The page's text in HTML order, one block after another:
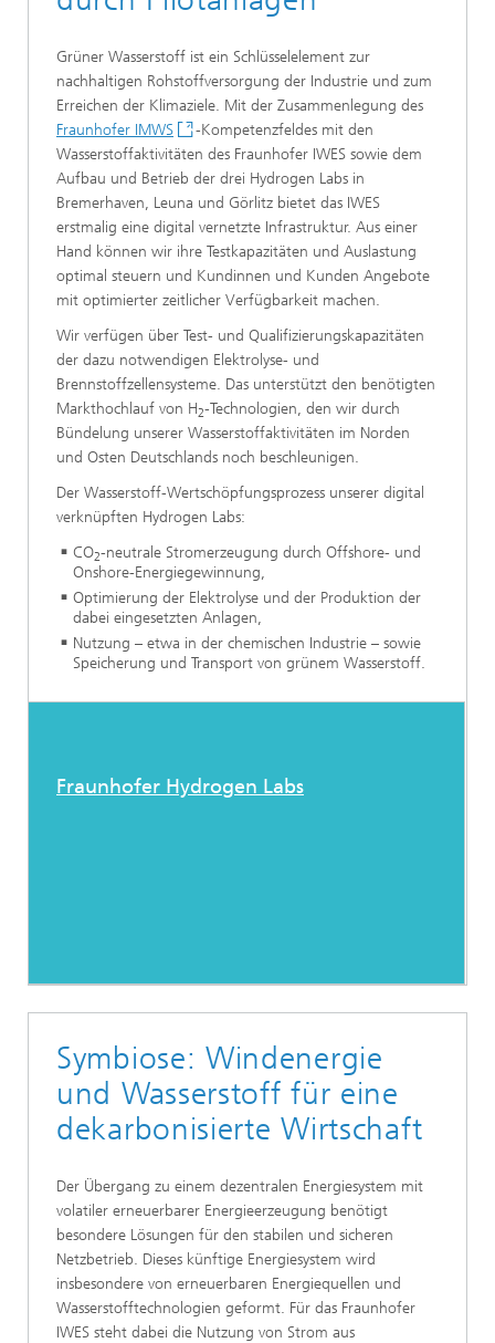
Grüner Wasserstoff ist ein Schlüsselelement zur
nachhaltigen Rohstoffversorgung der Industrie und zum
Erreichen der Klimaziele. Mit der Zusammenlegung des
Fraunhofer IMWS
-Kompetenzfeldes mit den
Wasserstoffaktivitäten des Fraunhofer IWES sowie dem
Aufbau und Betrieb der drei Hydrogen Labs in
Bremerhaven, Leuna und Görlitz bietet das IWES
erstmalig eine digital vernetzte Infrastruktur. Aus einer
Hand können wir ihre Testkapazitäten und Auslastung
optimal steuern und Kundinnen und Kunden Angebote
mit optimierter zeitlicher Verfügbarkeit machen.
Wir verfügen über Test- und Qualifizierungskapazitäten
der dazu notwendigen Elektrolyse- und
Brennstoffzellensysteme. Das unterstützt den benötigten
Markthochlauf von H2-Technologien, den wir durch
Bündelung unserer Wasserstoffaktivitäten im Norden
und Osten Deutschlands noch beschleunigen.
Der Wasserstoff-Wertschöpfungsprozess unserer digital
verknüpften Hydrogen Labs:
CO2-neutrale Stromerzeugung durch Offshore- und
Onshore-Energiegewinnung,
Optimierung der Elektrolyse und der Produktion der
dabei eingesetzten Anlagen,
Nutzung – etwa in der chemischen Industrie – sowie
Speicherung und Transport von grünem Wasserstoff.
Fraunhofer Hydrogen Labs
Symbiose: Windenergie
und Wasserstoff für eine
dekarbonisierte Wirtschaft
Der Übergang zu einem dezentralen Energiesystem mit
volatiler erneuerbarer Energieerzeugung benötigt
besondere Lösungen für den stabilen und sicheren
Netzbetrieb. Dieses künftige Energiesystem wird
insbesondere von erneuerbaren Energiequellen und
Wasserstofftechnologien geformt. Für das Fraunhofer
IWES steht dabei die Nutzung von Strom aus